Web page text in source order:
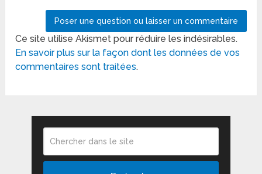
Ce site utilise Akismet pour réduire les indésirables.
En savoir plus sur la façon dont les données de vos
commentaires sont traitées.